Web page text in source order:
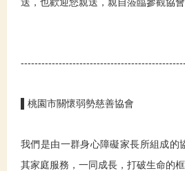
▌桃園市關懷弱勢慈善協會
我們是由一群身心障礙家長所組成的
其家庭服務，一同成長，打破生命的框